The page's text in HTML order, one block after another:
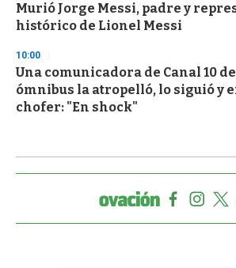
Murió Jorge Messi, padre y
histórico de Lionel Messi
10:00
Una comunicadora de Canal 10
ómnibus la atropelló, lo siguió y
chofer: "En shock"